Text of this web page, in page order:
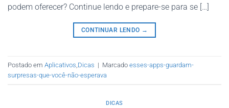
podem oferecer? Continue lendo e prepare-se para se […]
CONTINUAR LENDO →
Postado em Aplicativos Dicas | Marcado esses-apps-guardam-
surpresas-que-você-não-esperava
DICAS